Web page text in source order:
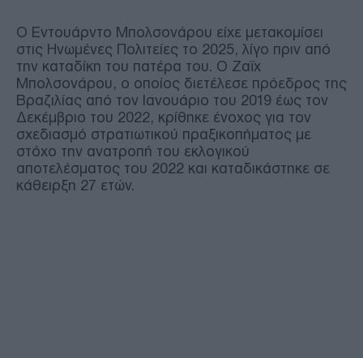
Ο Εντουάρντο Μπολσονάρου είχε μετακομίσει
στις Ηνωμένες Πολιτείες το 2025, λίγο πριν από
την καταδίκη του πατέρα του. Ο Ζαΐχ
Μπολσονάρου, ο οποίος διετέλεσε πρόεδρος της
Βραζιλίας από τον Ιανουάριο του 2019 έως τον
Δεκέμβριο του 2022, κρίθηκε ένοχος για τον
σχεδιασμό στρατιωτικού πραξικοπήματος με
στόχο την ανατροπή του εκλογικού
αποτελέσματος του 2022 και καταδικάστηκε σε
κάθειρξη 27 ετών.